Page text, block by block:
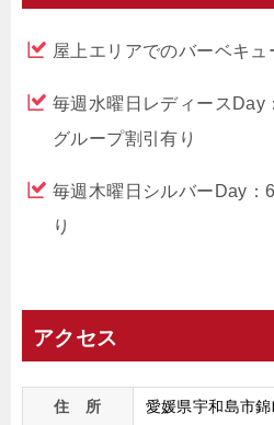
屋上エリアでのバーベキュ
毎週水曜日レディースDay
グループ割引有り
毎週木曜日シルバーDay：
り
アクセス
住 所 愛媛県宇和島市